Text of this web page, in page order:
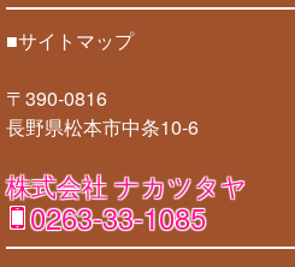
■サイトマップ
〒390-0816
長野県松本市中条10-6
株式会社 ナカツタヤ
0263-33-1085